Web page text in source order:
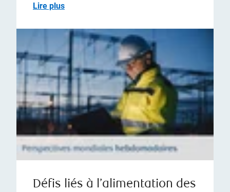
Lire plus
Défis liés à l’alimentation des